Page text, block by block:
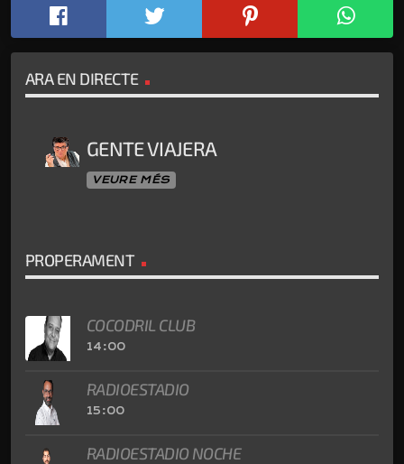
ARA EN DIRECTE
GENTE VIAJERA
VEURE MÉS
PROPERAMENT
COCODRIL CLUB
14:00
RADIOESTADIO
15:00
RADIOESTADIO NOCHE